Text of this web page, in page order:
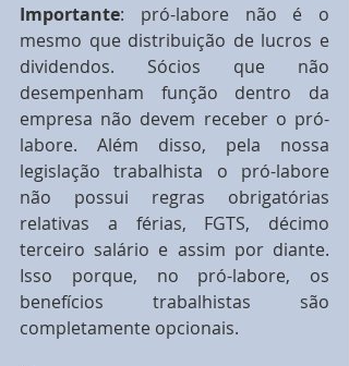
Importante: pró-labore não é o
mesmo que distribuição de lucros e
dividendos. Sócios que não
desempenham função dentro da
empresa não devem receber o pró-
labore. Além disso, pela nossa
legislação trabalhista o pró-labore
não possui regras obrigatórias
relativas a férias, FGTS, décimo
terceiro salário e assim por diante.
Isso porque, no pró-labore, os
benefícios trabalhistas são
completamente opcionais.